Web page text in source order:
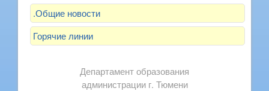
.Общие новости
Горячие линии
Департамент образования
администрации г. Тюмени